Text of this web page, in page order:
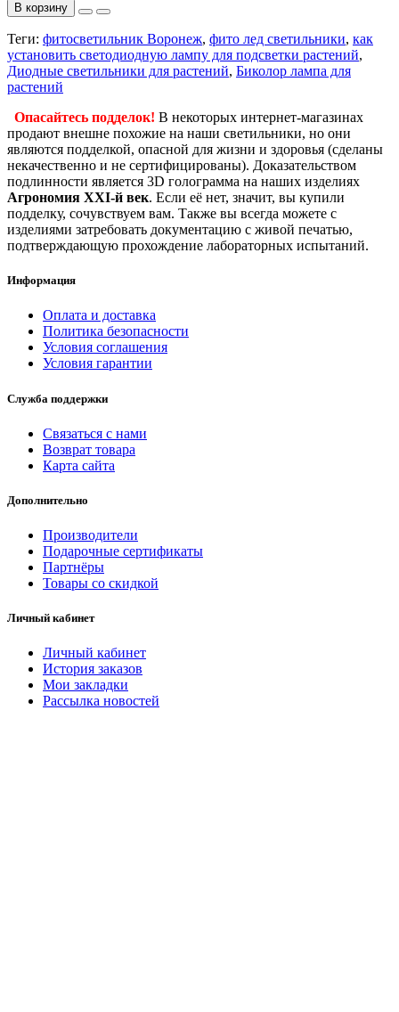
В корзину
Теги: фитосветильник Воронеж, фито лед светильники, как
установить светодиодную лампу для подсветки растений,
Диодные светильники для растений, Биколор лампа для
растений
Опасайтесь подделок! В некоторых интернет-магазинах
продают внешне похожие на наши светильники, но они
являются подделкой, опасной для жизни и здоровья (сделаны
некачественно и не сертифицированы). Доказательством
подлинности является 3D голограмма на наших изделиях
Агрономия XXI-й век. Если её нет, значит, вы купили
подделку, сочувствуем вам. Также вы всегда можете с
изделиями затребовать документацию с живой печатью,
подтверждающую прохождение лабораторных испытаний.
Информация
Оплата и доставка
Политика безопасности
Условия соглашения
Условия гарантии
Служба поддержки
Связаться с нами
Возврат товара
Карта сайта
Дополнительно
Производители
Подарочные сертификаты
Партнёры
Товары со скидкой
Личный кабинет
Личный кабинет
История заказов
Мои закладки
Рассылка новостей